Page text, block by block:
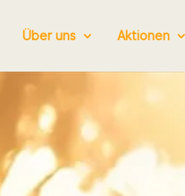
Über uns Aktionen